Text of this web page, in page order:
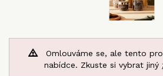
Omlouváme se, ale tento
nabídce. Zkuste si vybrat jiný